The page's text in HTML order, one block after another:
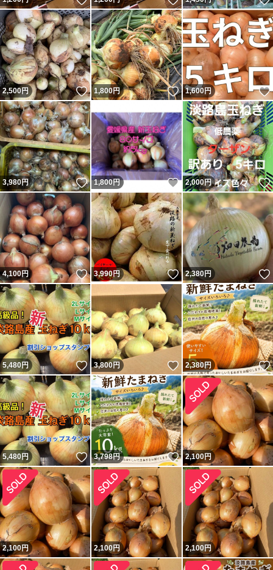
2,500円 いいね！
1,800円 いいね！
1,600円
3,980円 いいね！
1,800円 いいね！
2,000円
4,100円 いいね！
3,990円 いいね！
2,380円
5,480円 いいね！
3,800円 いいね！
2,380円
5,480円 いいね！
3,798円 いいね！
2,100円
2,100円 2,100円 2,100円